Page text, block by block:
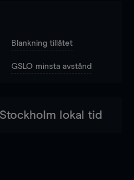
Blankning tillåtet
GSLO minsta avstånd
lokal tid